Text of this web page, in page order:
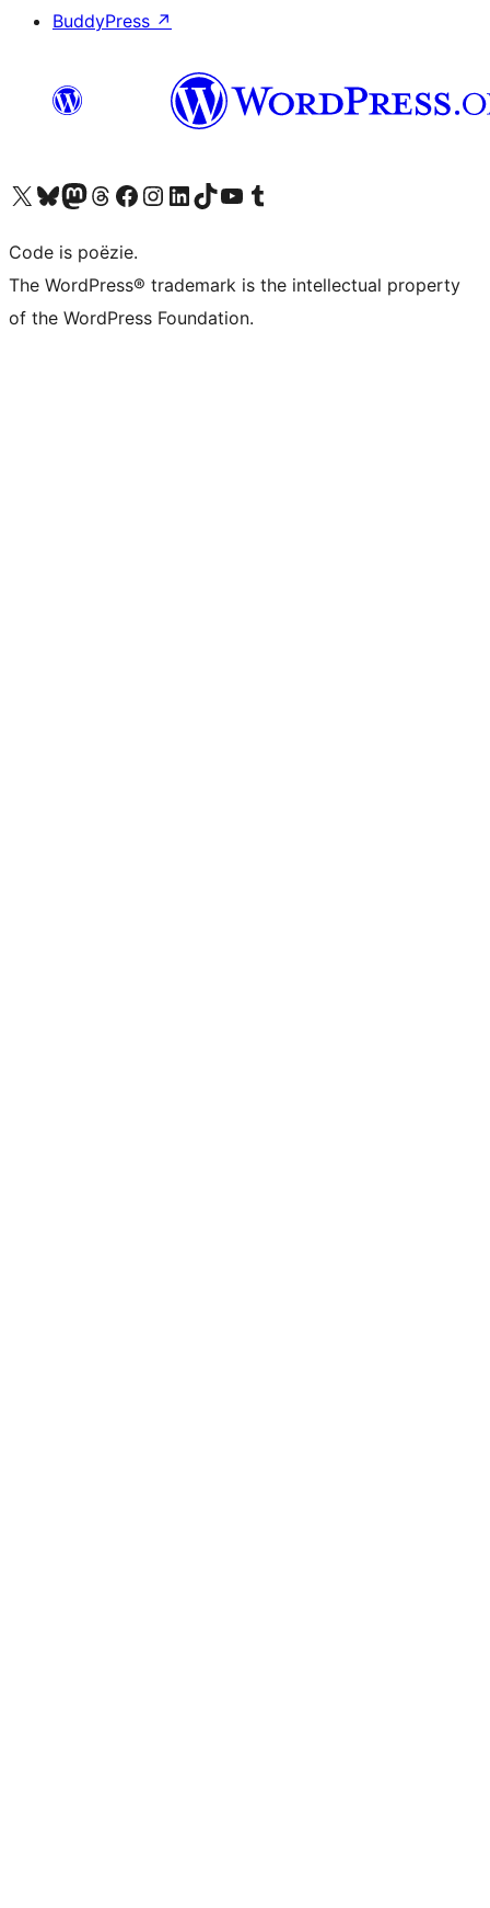
BuddyPress ↗
Bezoek ons X (voorheen Twitter) account
Bezoek ons Bluesky account
Bezoek ons Mastodon account
Bezoek ons Threads account
Onze Facebook pagina bezoeken
Bezoek ons Instagram account
Bezoek ons LinkedIn account
Bezoek ons TikTok account
Bezoek ons YouTube kanaalBezoek ons Tumblr account
Code is poëzie.
The WordPress® trademark is the intellectual property
of the WordPress Foundation.